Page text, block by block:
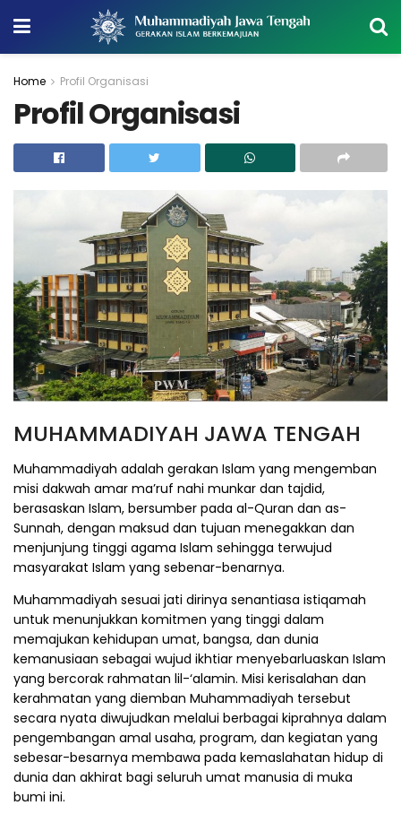
Home Profil Organisasi
Profil Organisasi
MUHAMMADIYAH JAWA TENGAH
Muhammadiyah adalah gerakan Islam yang mengemban
misi dakwah amar ma’ruf nahi munkar dan tajdid,
berasaskan Islam, bersumber pada al-Quran dan as-
Sunnah, dengan maksud dan tujuan menegakkan dan
menjunjung tinggi agama Islam sehingga terwujud
masyarakat Islam yang sebenar-benarnya.
Muhammadiyah sesuai jati dirinya senantiasa istiqamah
untuk menunjukkan komitmen yang tinggi dalam
memajukan kehidupan umat, bangsa, dan dunia
kemanusiaan sebagai wujud ikhtiar menyebarluaskan Islam
yang bercorak rahmatan lil-‘alamin. Misi kerisalahan dan
kerahmatan yang diemban Muhammadiyah tersebut
secara nyata diwujudkan melalui berbagai kiprahnya dalam
pengembangan amal usaha, program, dan kegiatan yang
sebesar-besarnya membawa pada kemaslahatan hidup di
dunia dan akhirat bagi seluruh umat manusia di muka
bumi ini.